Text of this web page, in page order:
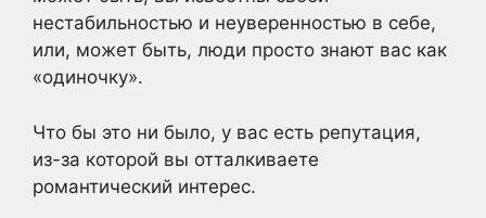
нестабильностью и неуверенностью в себе,
или, может быть, люди просто знают вас как
«одиночку».
Что бы это ни было, у вас есть репутация,
из-за которой вы отталкиваете
романтический интерес.